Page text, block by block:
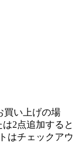
買い上げの場
2点追加すると
はチェックアウ